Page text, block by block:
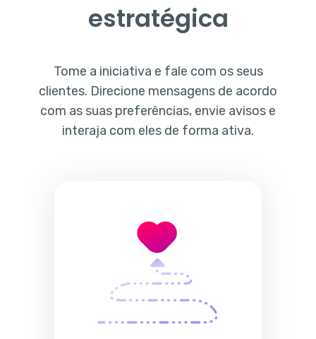
estratégica
Tome a iniciativa e fale com os seus
clientes. Direcione mensagens de acordo
com as suas preferências, envie avisos e
interaja com eles de forma ativa.